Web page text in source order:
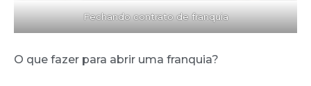
Fechando contrato de franquia
O que fazer para abrir uma franquia?